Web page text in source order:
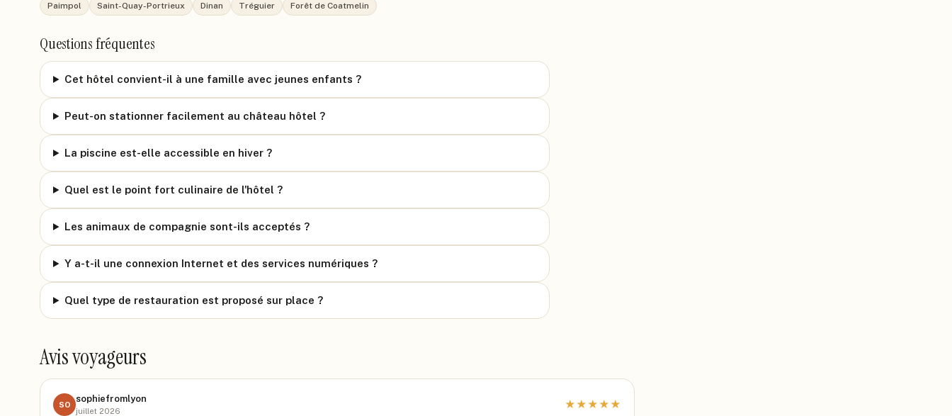
Paimpol
Saint-Quay-Portrieux Dinan Tréguier Forêt de Coatmelin
Questions fréquentes
Cet hôtel convient-il à une famille avec jeunes enfants ?
Peut-on stationner facilement au château hôtel ?
La piscine est-elle accessible en hiver ?
Quel est le point fort culinaire de l'hôtel ?
Les animaux de compagnie sont-ils acceptés ?
Y a-t-il une connexion Internet et des services numériques ?
Quel type de restauration est proposé sur place ?
Avis voyageurs
SO
sophiefromlyon
juillet 2026
★★★★★